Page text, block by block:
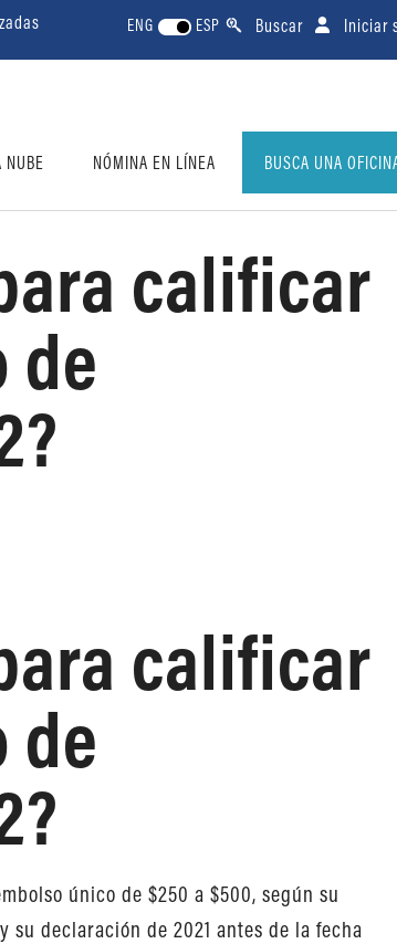
ENG ESP Buscar Iniciar
NUBE NÓMINA EN LÍNEA BUSCA UNA
calificar
de
calificar
de
único de $250 a $500, según su
declaración de 2021 antes de la fecha